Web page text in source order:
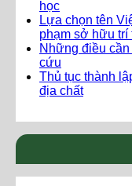
học
Lựa chọn tên
phạm sở hữu trí
Những điều
cứu
Thủ tục thành
địa chất